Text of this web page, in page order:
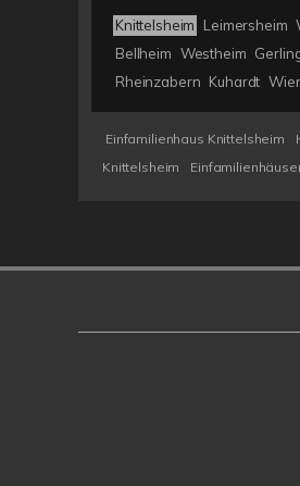
Knittelsheim Leimersheim
Bellheim Westheim
Rheinzabern Kuhardt
Einfamilienhaus Knittelsheim
Knittelsheim